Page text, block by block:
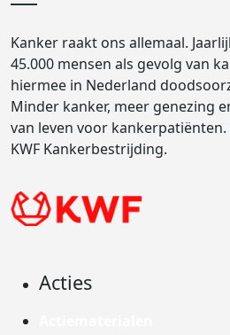
Kanker raakt ons allemaal.
45.000 mensen als gevolg van
hiermee in Nederland
Minder kanker, meer genezing
van leven voor
KWF Kankerbestrijding.
Acties